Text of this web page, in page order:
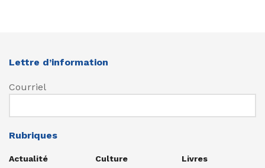
Lettre d’information
Courriel
Rubriques
Actualité
Culture
Livres